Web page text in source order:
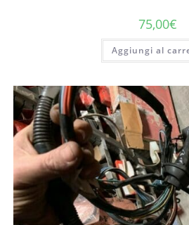
75,00€
Aggiungi al